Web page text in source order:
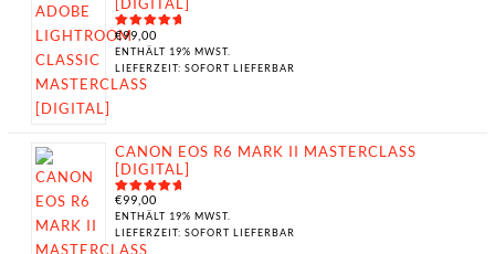
[DIGITAL]
BEWERTET
MIT 5.00
€99,00
ENTHÄLT 19% MWST.
LIEFERZEIT: SOFORT LIEFERBAR
CANON EOS R6 MARK II MASTERCLASS
[DIGITAL]
BEWERTET
MIT 5.00
€99,00
ENTHÄLT 19% MWST.
LIEFERZEIT: SOFORT LIEFERBAR